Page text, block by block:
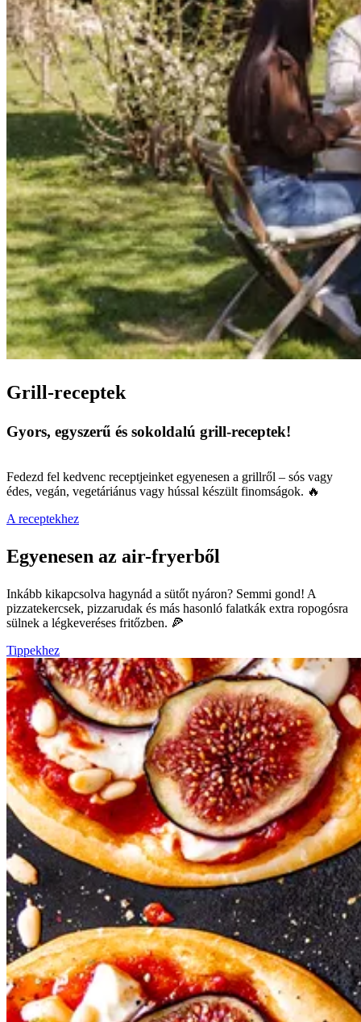
Grill-receptek
Gyors, egyszerű és sokoldalú grill-receptek!
Fedezd fel kedvenc receptjeinket egyenesen a grillről – sós vagy
édes, vegán, vegetáriánus vagy hússal készült finomságok. 🔥
A receptekhez
Egyenesen az air-fryerből
Inkább kikapcsolva hagynád a sütőt nyáron? Semmi gond! A
pizzatekercsek, pizzarudak és más hasonló falatkák extra ropogósra
sülnek a légkeveréses fritőzben. 🍕
Tippekhez